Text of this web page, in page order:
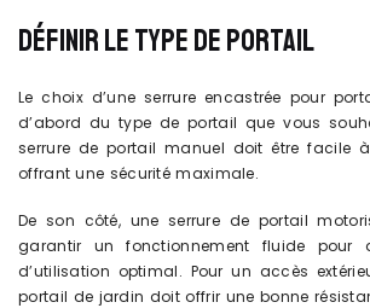
DÉFINIR LE TYPE DE PORTAIL
Le choix d’une serrure encastrée pour
d’abord du type de portail que vous
serrure de portail manuel doit être facile
offrant une sécurité maximale.
De son côté, une serrure de portail
garantir un fonctionnement fluide pour
d’utilisation optimal. Pour un accès
portail de jardin doit offrir une bonne